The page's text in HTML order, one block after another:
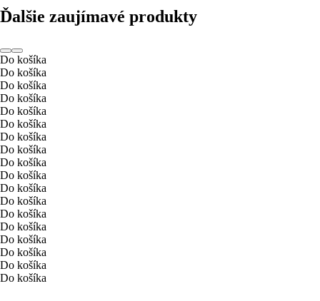
Ďalšie zaujímavé produkty
Do košíka
Do košíka
Do košíka
Do košíka
Do košíka
Do košíka
Do košíka
Do košíka
Do košíka
Do košíka
Do košíka
Do košíka
Do košíka
Do košíka
Do košíka
Do košíka
Do košíka
Do košíka